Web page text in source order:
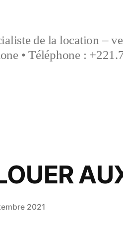
de la location –
• Téléphone :
2021